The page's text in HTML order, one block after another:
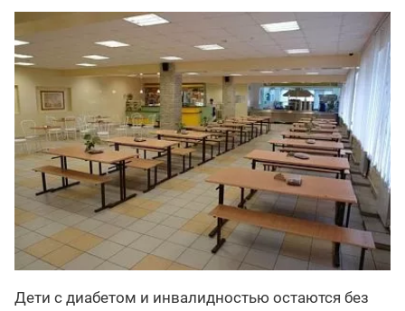
Дети с диабетом и инвалидностью остаются без